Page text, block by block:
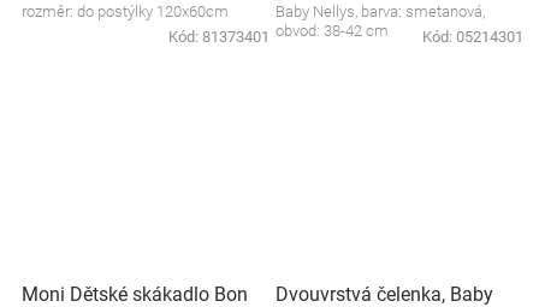
rozměr: do postýlky 120x60cm
Kód: 81373401
Baby Nellys, barva: smetanová,
obvod: 38-42 cm
Kód: 05214301
Moni Dětské skákadlo Bon
Dvouvrstvá čelenka, Baby